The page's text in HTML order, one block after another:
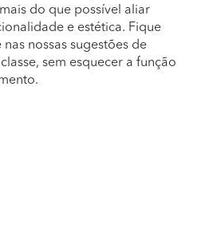
do que possível aliar
e estética. Fique
nossas sugestões de
sem esquecer a função